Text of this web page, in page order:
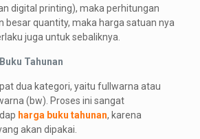
digital printing), maka perhitungan
besar quantity, maka harga satuan nya
juga untuk sebaliknya.
Tahunan
dua kategori, yaitu fullwarna atau
(bw). Proses ini sangat
harga buku tahunan, karena
akan dipakai.